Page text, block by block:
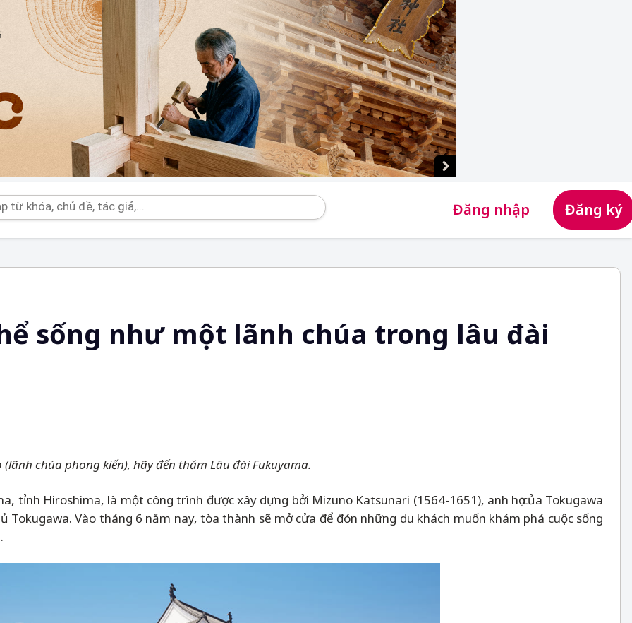
Đăng nhập Đăng ký
sống như một lãnh chúa trong lâu đài
chúa phong kiến), hãy đến thăm Lâu đài Fukuyama.
tỉnh Hiroshima, là một công trình được xây dựng bởi Mizuno Katsunari (1564-1651), anh họ của Tokugawa
Tokugawa. Vào tháng 6 năm nay, tòa thành sẽ mở cửa để đón những du khách muốn khám phá cuộc sống